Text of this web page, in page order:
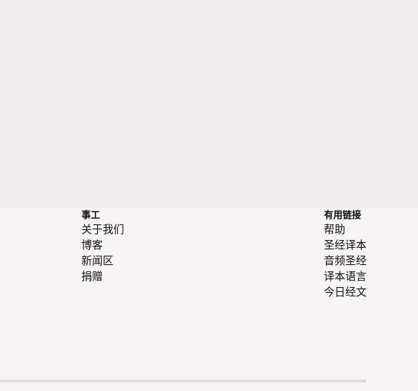
事工
关于我们
博客
新闻区
捐赠
有用链接
帮助
圣经译本
音频圣经
译本语言
今日经文